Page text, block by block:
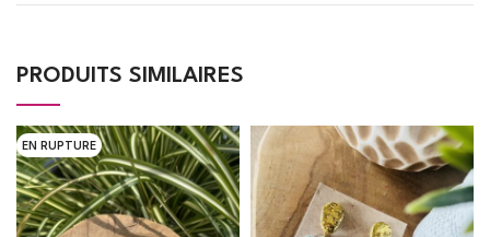
PRODUITS SIMILAIRES
EN RUPTURE